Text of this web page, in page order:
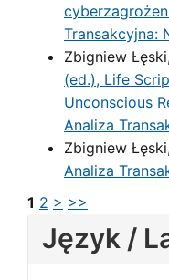
Transakcyjna:
Zbigniew
(ed.), Life
Unconscious
Analiza
Zbigniew Łęski,
Analiza
1 2 > >>
Język /